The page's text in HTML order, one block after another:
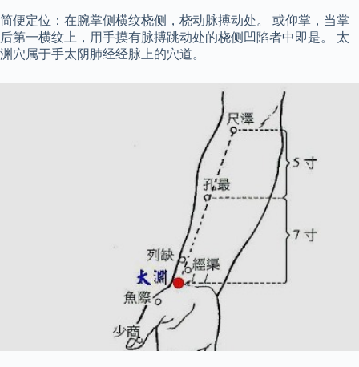
简便定位：在腕掌侧横纹桡侧，桡动脉搏动处。 或仰掌，当掌
后第一横纹上，用手摸有脉搏跳动处的桡侧凹陷者中即是。 太
渊穴属于手太阴肺经经脉上的穴道。